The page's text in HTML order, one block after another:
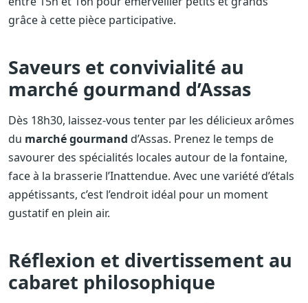
grâce à cette pièce participative.
Saveurs et convivialité au
marché gourmand d’Assas
Dès 18h30, laissez-vous tenter par les délicieux arômes
du marché gourmand d’Assas. Prenez le temps de
savourer des spécialités locales autour de la fontaine,
face à la brasserie l’Inattendue. Avec une variété d’étals
appétissants, c’est l’endroit idéal pour un moment
gustatif en plein air.
Réflexion et divertissement au
cabaret philosophique